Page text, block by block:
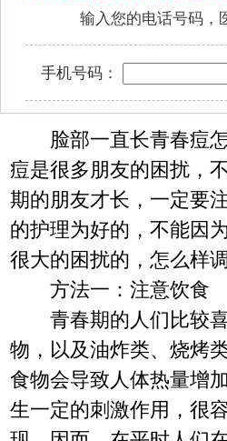
输入您的电话号码，
手机号码：
脸部一直长青春痘怎
痘是很多朋友的困扰，
期的朋友才长，一定要
的护理为好的，不能因
很大的困扰的，怎么样
方法一：注意饮食
青春期的人们比较喜
物，以及油炸类、烧烤
食物会导致人体热量增
生一定的刺激作用，很